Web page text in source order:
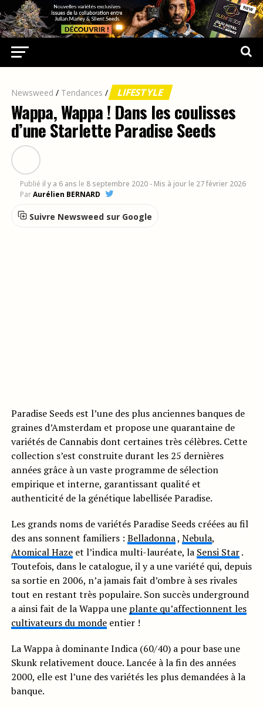
Newsweed / Tendances / LIFESTYLE
Wappa, Wappa ! Dans les coulisses
d’une Starlette Paradise Seeds
Publié il y a 6 ans le 8 septembre 2020 - Mis à jour le 27 février 2026
ParAurélien BERNARD
Suivre Newsweed sur Google
Paradise Seeds est l’une des plus anciennes banques de
graines d’Amsterdam et propose une quarantaine de
variétés de Cannabis dont certaines très célèbres. Cette
collection s’est construite durant les 25 dernières
années grâce à un vaste programme de sélection
empirique et interne, garantissant qualité et
authenticité de la génétique labellisée Paradise.
Les grands noms de variétés Paradise Seeds créées au fil
des ans sonnent familiers : Belladonna, Nebula,
Atomical Hazeet l’indica multi-lauréate, la Sensi Star.
Toutefois, dans le catalogue, il y a une variété qui, depuis
sa sortie en 2006, n’a jamais fait d’ombre à ses rivales
tout en restant très populaire. Son succès underground
a ainsi fait de la Wappa une plante qu’affectionnent les
cultivateurs du mondeentier !
La Wappa à dominante Indica (60/40) a pour base une
Skunk relativement douce. Lancée à la fin des années
2000, elle est l’une des variétés les plus demandées à la
banque.